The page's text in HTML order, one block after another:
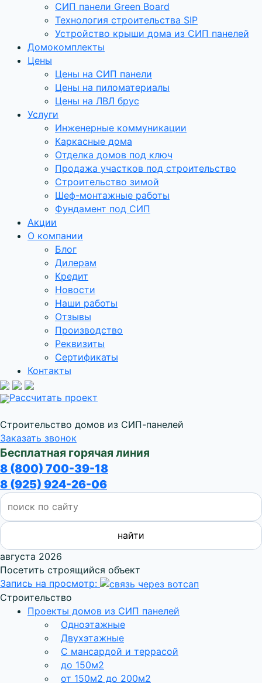
СИП панели Green Board
Технология строительства SIP
Устройство крыши дома из СИП панелей
Домокомплекты
Цены
Цены на СИП панели
Цены на пиломатериалы
Цены на ЛВЛ брус
Услуги
Инженерные коммуникации
Каркасные дома
Отделка домов под ключ
Продажа участков под строительство
Строительство зимой
Шеф-монтажные работы
Фундамент под СИП
Акции
О компании
Блог
Дилерам
Кредит
Новости
Наши работы
Отзывы
Производство
Реквизиты
Сертификаты
Контакты
Рассчитать проект
Строительство домов из СИП-панелей
Заказать звонок
Бесплатная горячая линия
8 (800) 700-39-18
8 (925) 924-26-06
августа 2026
Посетить строящийся объект
Запись на просмотр:
Строительство
Проекты домов из СИП панелей
Одноэтажные
Двухэтажные
С мансардой и террасой
до 150м2
от 150м2 до 200м2